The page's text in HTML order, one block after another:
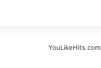
YouLikeHits.com